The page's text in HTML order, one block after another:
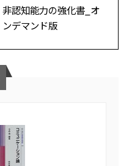
非認知能力の強化書_オ
ンデマンド版